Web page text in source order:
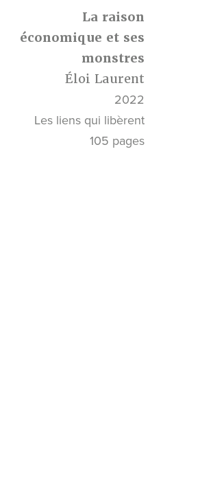
La raison
économique et ses
monstres
Éloi Laurent
2022
Les liens qui libèrent
105 pages